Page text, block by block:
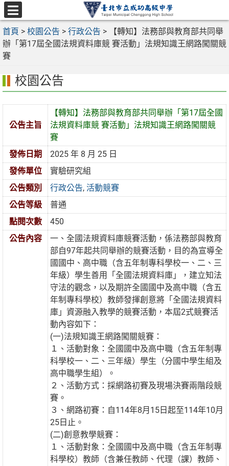
跳
至
主
要
內
選
單
首頁 > 校園公告 > 行政公告 >
【轉知】法務部與教育部共同舉
辦「第17屆全國法規資料庫競 賽活動」法規知識王網路闖關競
賽
校園公告
公告主旨
【轉知】法務部與教育部共同舉辦「第17屆全國
法規資料庫競 賽活動」法規知識王網路闖關競
賽
發佈日期
2025 年 8 月 25 日
發佈單位
實驗研究組
公告類別
行政公告,活動競賽
公告等級
普通
點閱次數
450
公告內容
一、全國法規資料庫競賽活動，係法務部與教育
部自97年起共同舉辦的競賽活動，目的為宣導全
國國中、高中職（含五年制專科學校一、二、三
年級）學生善用「全國法規資料庫」，建立知法
守法的觀念，以及期許全國國中及高中職（含五
年制專科學校）教師發揮創意將「全國法規資料
庫」資源融入教學的競賽活動，本屆2式競賽活
動內容如下：
(一)法規知識王網路闖關競賽：
１、活動對象：全國國中及高中職（含五年制專
科學校一、二、三年級）學生（分國中學生組及
高中職學生組）。
２、活動方式：採網路初賽及現場決賽兩階段競
賽。
３、網路初賽：自114年8月15日起至114年10月
25日止。
(二)創意教學競賽：
１、活動對象：全國國中及高中職（含五年制專
科學校）教師（含兼任教師、代理（課）教師、